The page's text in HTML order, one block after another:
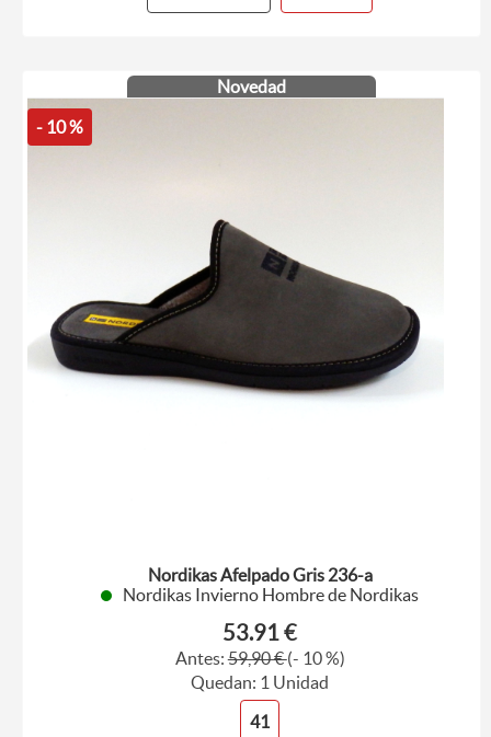
Novedad
- 10 %
Nordikas Afelpado Gris 236-a
Nordikas Invierno Hombre de Nordikas
53.91 €
Antes:59,90 €(- 10 %)
Quedan: 1 Unidad
41